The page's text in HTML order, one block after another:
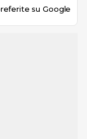
su Google